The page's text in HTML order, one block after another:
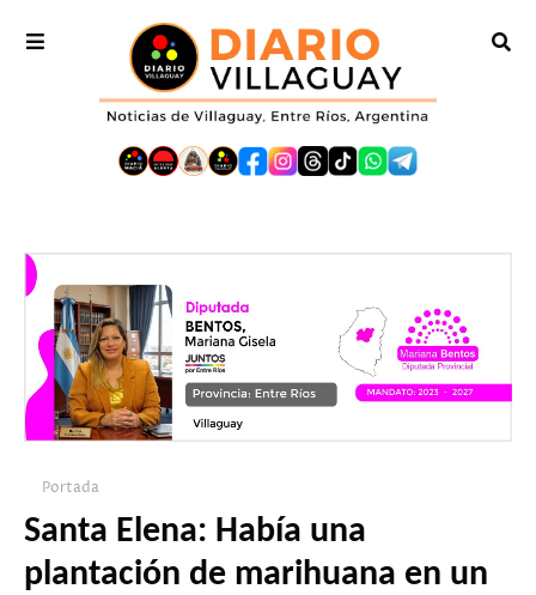
Portada
Santa Elena: Había una
plantación de marihuana en un